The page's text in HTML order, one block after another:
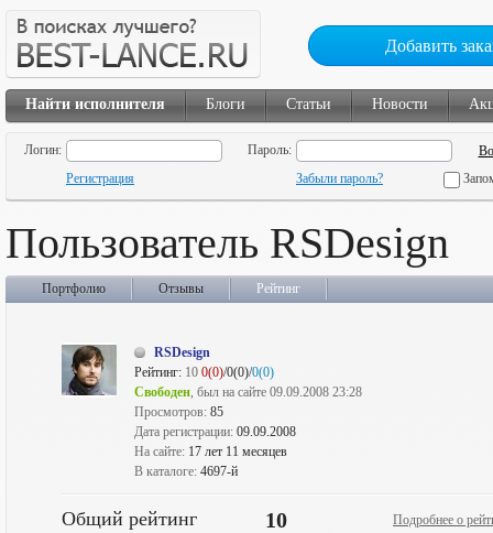
Добавить
Найти исполнителя Блоги Статьи Новости
Логин:
Пароль:
Регистрация
Забыли пароль?
Пользователь RSDesign
Портфолио Отзывы Рейтинг
RSDesign
Рейтинг: 10 0(0)/0(0)/0(0)
Свободен, был на сайте 09.09.2008 23:28
Просмотров: 85
Дата регистрации: 09.09.2008
На сайте: 17 лет 11 месяцев
В каталоге: 4697-й
Общий рейтинг 10 Подробнее о